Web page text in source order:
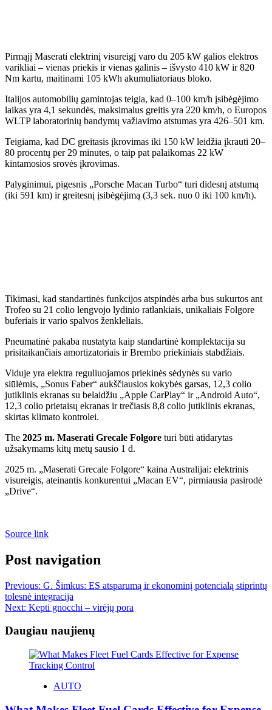
Pirmąjį Maserati elektrinį visureigį varo du 205 kW galios elektros
varikliai – vienas priekis ir vienas galinis – išvysto 410 kW ir 820
Nm kartu, maitinami 105 kWh akumuliatoriaus bloko.
Italijos automobilių gamintojas teigia, kad 0–100 km/h įsibėgėjimo
laikas yra 4,1 sekundės, maksimalus greitis yra 220 km/h, o Europos
WLTP laboratorinių bandymų važiavimo atstumas yra 426–501 km.
Teigiama, kad DC greitasis įkrovimas iki 150 kW leidžia įkrauti 20–
80 procentų per 29 minutes, o taip pat palaikomas 22 kW
kintamosios srovės įkrovimas.
Palyginimui, pigesnis „Porsche Macan Turbo“ turi didesnį atstumą
(iki 591 km) ir greitesnį įsibėgėjimą (3,3 sek. nuo 0 iki 100 km/h).
Tikimasi, kad standartinės funkcijos atspindės arba bus sukurtos ant
Trofeo su 21 colio lengvojo lydinio ratlankiais, unikaliais Folgore
buferiais ir vario spalvos ženkleliais.
Pneumatinė pakaba nustatyta kaip standartinė komplektacija su
prisitaikančiais amortizatoriais ir Brembo priekiniais stabdžiais.
Viduje yra elektra reguliuojamos priekinės sėdynės su vario
siūlėmis, „Sonus Faber“ aukščiausios kokybės garsas, 12,3 colio
jutiklinis ekranas su belaidžiu „Apple CarPlay“ ir „Android Auto“,
12,3 colio prietaisų ekranas ir trečiasis 8,8 colio jutiklinis ekranas,
skirtas klimato kontrolei.
The 2025 m. Maserati Grecale Folgore turi būti atidarytas
užsakymams kitų metų sausio 1 d.
2025 m. „Maserati Grecale Folgore“ kaina Australijai: elektrinis
visureigis, ateinantis konkurentui „Macan EV“, pirmiausia pasirodė
„Drive“.
Source link
Post navigation
Previous: G. Šimkus: ES atsparumą ir ekonominį potencialą stiprintų
tolesnė integracija
Next: Kepti gnocchi – virėjų pora
Daugiau naujienų
AUTO